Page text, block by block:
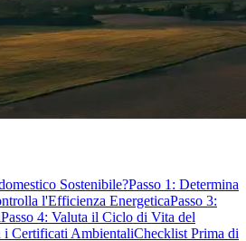
Sostenibile?Passo 1: Determina
l'Efficienza EnergeticaPasso 3:
Passo 4: Valuta il Ciclo di Vita del
i Certificati AmbientaliChecklist Prima di